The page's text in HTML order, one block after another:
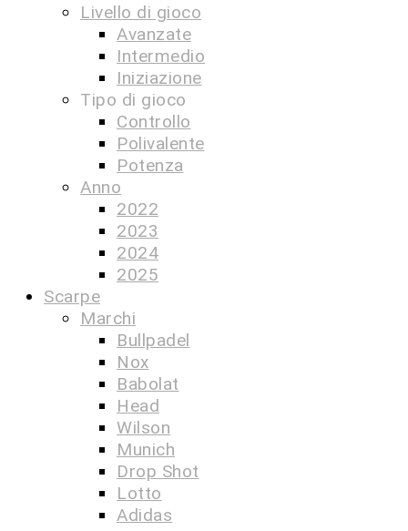
Livello di gioco
Avanzate
Intermedio
Iniziazione
Tipo di gioco
Controllo
Polivalente
Potenza
Anno
2022
2023
2024
2025
Scarpe
Marchi
Bullpadel
Nox
Babolat
Head
Wilson
Munich
Drop Shot
Lotto
Adidas